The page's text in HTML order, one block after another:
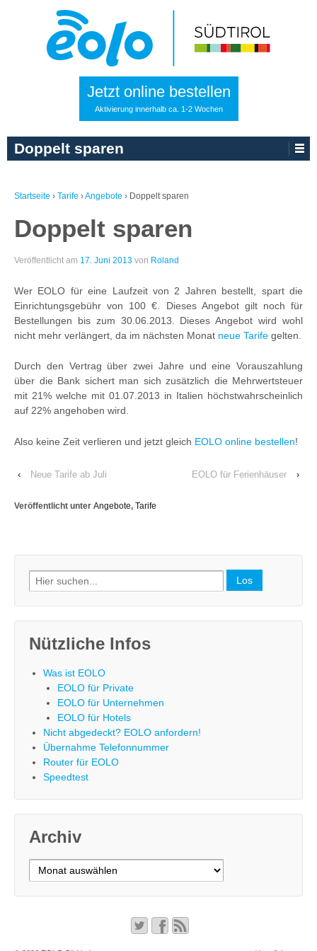
Jetzt online bestellen
Aktivierung innerhalb ca. 1-2 Wochen
Doppelt sparen
Startseite › Tarife ›Angebote › Doppelt sparen
Doppelt sparen
Veröffentlicht am 17. Juni 2013 von Roland
Wer EOLO für eine Laufzeit von 2 Jahren bestellt, spart die
Einrichtungsgebühr von 100 €. Dieses Angebot gilt noch für
Bestellungen bis zum 30.06.2013. Dieses Angebot wird wohl
nicht mehr verlängert, da im nächsten Monat neue Tarife gelten.
Durch den Vertrag über zwei Jahre und eine Vorauszahlung
über die Bank sichert man sich zusätzlich die Mehrwertsteuer
mit 21% welche mit 01.07.2013 in Italien höchstwahrscheinlich
auf 22% angehoben wird.
Also keine Zeit verlieren und jetzt gleich EOLO online bestellen!
‹ Neue Tarife ab Juli EOLO für Ferienhäuser ›
Veröffentlicht unter Angebote, Tarife
Search
for:
Nützliche Infos
Was ist EOLO
EOLO für Private
EOLO für Unternehmen
EOLO für Hotels
Nicht abgedeckt? EOLO anfordern!
Übernahme Telefonnummer
Router für EOLO
Speedtest
Archiv
Archiv